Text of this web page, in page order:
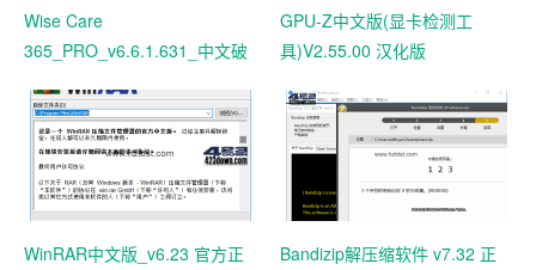
Wise Care
365_PRO_v6.6.1.631_中文破
GPU-Z中文版(显卡检测工
具)V2.55.00 汉化版
WinRAR中文版_v6.23 官方正
Bandizip解压缩软件 v7.32 正